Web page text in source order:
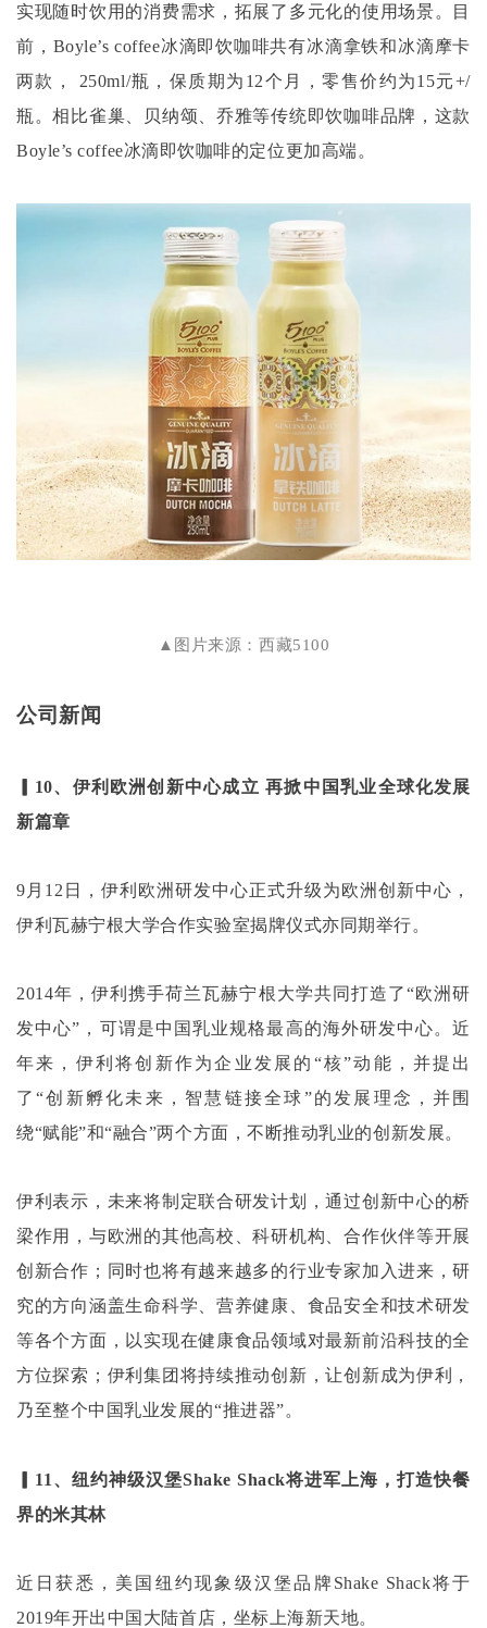
实现随时饮用的消费需求，拓展了多元化的使用场景。目
前，Boyle’s coffee冰滴即饮咖啡共有冰滴拿铁和冰滴摩卡
两款， 250ml/瓶，保质期为12个月，零售价约为15元+/
瓶。相比雀巢、贝纳颂、乔雅等传统即饮咖啡品牌，这款
Boyle’s coffee冰滴即饮咖啡的定位更加高端。
▲图片来源：西藏5100
公司新闻
▎10、伊利欧洲创新中心成立 再掀中国乳业全球化发展
新篇章
9月12日，伊利欧洲研发中心正式升级为欧洲创新中心，
伊利瓦赫宁根大学合作实验室揭牌仪式亦同期举行。
2014年，伊利携手荷兰瓦赫宁根大学共同打造了“欧洲研
发中心”，可谓是中国乳业规格最高的海外研发中心。近
年来，伊利将创新作为企业发展的“核”动能，并提出
了“创新孵化未来，智慧链接全球”的发展理念，并围
绕“赋能”和“融合”两个方面，不断推动乳业的创新发展。
伊利表示，未来将制定联合研发计划，通过创新中心的桥
梁作用，与欧洲的其他高校、科研机构、合作伙伴等开展
创新合作；同时也将有越来越多的行业专家加入进来，研
究的方向涵盖生命科学、营养健康、食品安全和技术研发
等各个方面，以实现在健康食品领域对最新前沿科技的全
方位探索；伊利集团将持续推动创新，让创新成为伊利，
乃至整个中国乳业发展的“推进器”。
▎11、纽约神级汉堡Shake Shack将进军上海，打造快餐
界的米其林
近日获悉，美国纽约现象级汉堡品牌Shake Shack将于
2019年开出中国大陆首店，坐标上海新天地。